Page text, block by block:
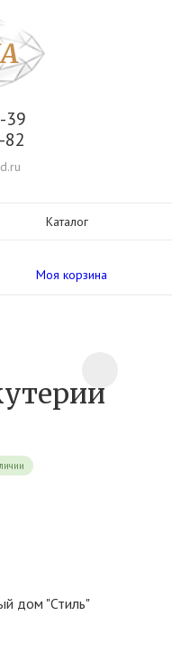
39
82
Каталог
Моя корзина
дом "Стиль"